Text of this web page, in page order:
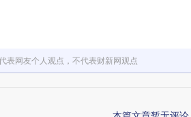
表网友个人观点，不代表财新网观点